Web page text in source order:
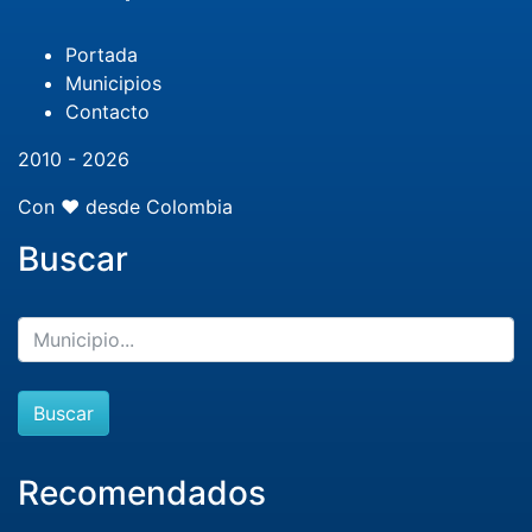
Portada
Municipios
Contacto
2010 - 2026
Con ❤️ desde Colombia
Buscar
Buscar
Recomendados